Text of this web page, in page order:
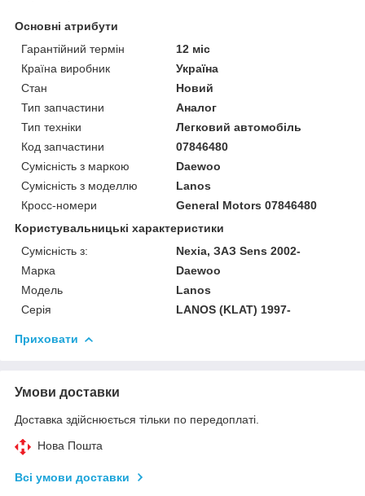
Основні атрибути
Гарантійний термін
12 міс
Країна виробник
Україна
Стан
Новий
Тип запчастини
Аналог
Тип техніки
Легковий автомобіль
Код запчастини
07846480
Сумісність з маркою
Daewoo
Сумісність з моделлю
Lanos
Кросс-номери
General Motors 07846480
Користувальницькі характеристики
Сумісність з:
Nexia, ЗАЗ Sens 2002-
Марка
Daewoo
Модель
Lanos
Серія
LANOS (KLAT) 1997-
Приховати
Умови доставки
Доставка здійснюється тільки по передоплаті.
Нова Пошта
Всі умови доставки